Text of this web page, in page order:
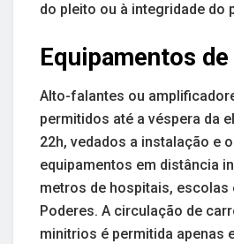
do pleito ou à integridade do
Equipamentos
Alto-falantes ou
permitidos até a véspera da
22h, vedados a instalação e
equipamentos em distância
metros de hospitais, escolas
Poderes. A circulação de
minitrios é permitida apenas